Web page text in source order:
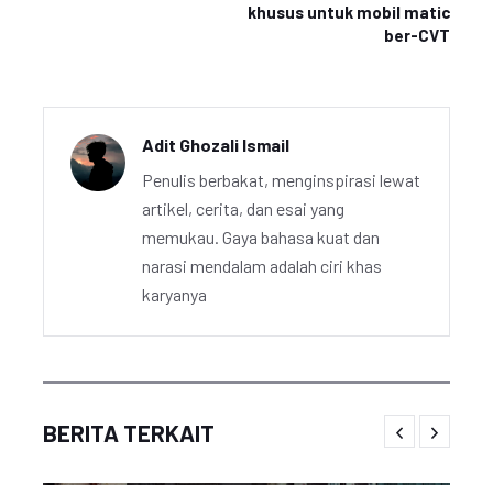
khusus untuk mobil matic
ber-CVT
Adit Ghozali Ismail
Penulis berbakat, menginspirasi lewat
artikel, cerita, dan esai yang
memukau. Gaya bahasa kuat dan
narasi mendalam adalah ciri khas
karyanya
BERITA TERKAIT